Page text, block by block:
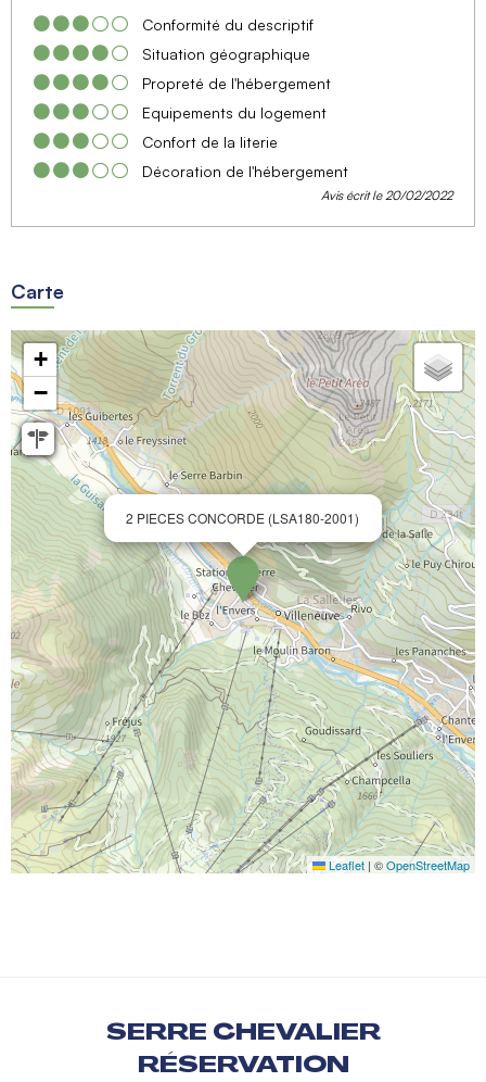
Conformité du descriptif
Situation géographique
Propreté de l'hébergement
Equipements du logement
Confort de la literie
Décoration de l'hébergement
Avis écrit le 20/02/2022
Carte
2 PIECES CONCORDE (LSA180-2001)
+
−
Leaflet | ©OpenStreetMap
SERRE CHEVALIER
RÉSERVATION